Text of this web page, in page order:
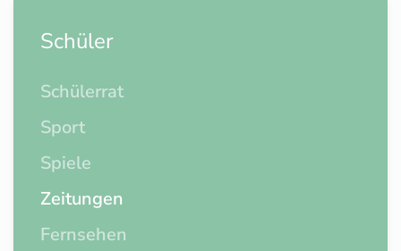
Schüler
Schülerrat
Sport
Spiele
Zeitungen
Fernsehen